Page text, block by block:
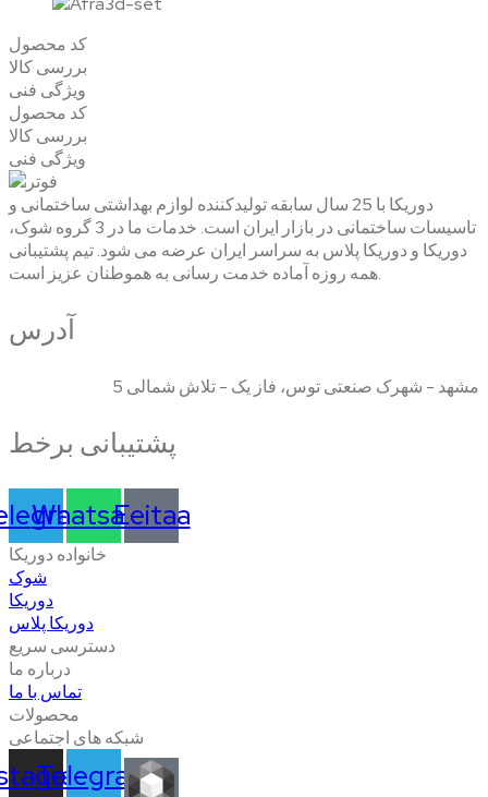
کد محصول
بررسی کالا
ویژگی فنی
کد محصول
بررسی کالا
ویژگی فنی
دوریکا با 25 سال سابقه تولیدکننده لوازم بهداشتی ساختمانی و
تاسیسات ساختمانی در بازار ایران است. خدمات ما در 3 گروه شوک،
دوریکا و دوریکا پلاس به سراسر ایران عرضه می شود. تیم پشتیبانی
همه روزه آماده خدمت رسانی به هموطنان عزیز است.
آدرس
مشهد - شهرک صنعتی توس، فاز یک - تلاش شمالی 5
پشتیبانی برخط
Whatsapp
Eeitaa
خانواده دوریکا
شوک
دوریکا
دوریکا پلاس
دسترسی سریع
درباره ما
تماس با ما
محصولات
شبکه های اجتماعی
Telegram